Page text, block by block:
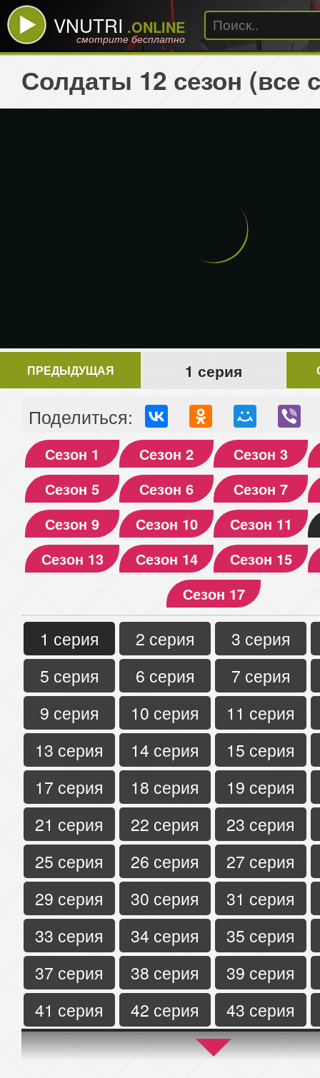
VNUTRI .ONLINE
смотрите бесплатно
Солдаты 12 сезон (все
ПРЕДЫДУЩАЯ 1 серия
Поделиться:
Сезон 1 Сезон 2
Сезон 3
Сезон 5
Сезон 6
Сезон 7
Сезон 9
Сезон 10
Сезон 11
Сезон 13
Сезон 14
Сезон 15
Сезон 17
1 серия 2 серия
3 серия
5 серия
6 серия
7 серия
9 серия
10 серия
11 серия
13 серия
14 серия
15 серия
17 серия
18 серия
19 серия
21 серия
22 серия
23 серия
25 серия
26 серия
27 серия
29 серия
30 серия
31 серия
33 серия
34 серия
35 серия
37 серия
38 серия
39 серия
41 серия
42 серия
43 серия
45 серия
46 серия
47 серия